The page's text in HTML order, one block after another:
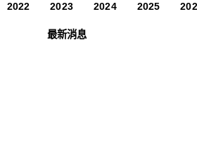
2022 2023 2024 2025
最新消息